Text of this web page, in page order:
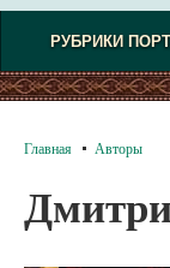
РУБРИКИ
Главная Авторы